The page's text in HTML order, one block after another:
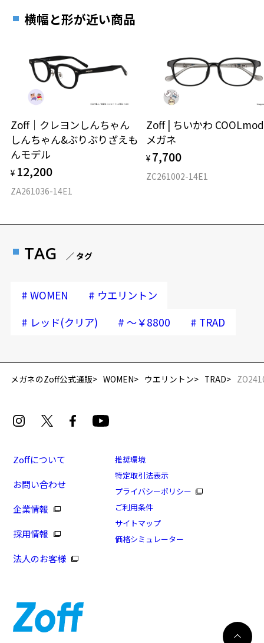
再入荷お知らせメールのお申し込み
[WEB限定モアセール価格]PREPPY STYLE(アウトレ
商品番号：ZO241005-24A1/フレームカラー：レッド(ク
リア)/単価：￥6,480
※商品が再入荷された際にメールでお知らせします。
※本サービスは商品の購入をお約束するものではありません。
※ご希望の商品が再入荷しない場合もございますので予めご了承ください。
横幅と形が近い商品
Zoff｜クレヨンしんちゃん
しんちゃん&ぶりぶりざえも
んモデル
¥ 12,200
ZA261036-14E1
Zoff | ちいかわ
メガネ
¥ 7,700
ZC261002-14E1
TAG ／ タグ
# WOMEN # ウエリントン
# レッド(クリア) # ～￥8800 # TRAD
メガネのZoff公式通販 WOMEN ウエリントン TRAD
Zoffについて
お問い合わせ
企業情報
採用情報
法人のお客様
推奨環境
特定取引法表示
プライバシーポリシー
ご利用条件
サイトマップ
価格シミュレーター